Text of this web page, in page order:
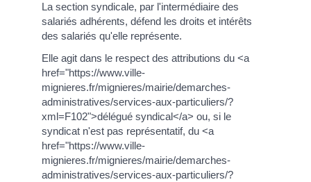
La section syndicale, par l'intermédiaire des
salariés adhérents, défend les droits et intérêts
des salariés qu'elle représente.
Elle agit dans le respect des attributions du <a
href="https://www.ville-
mignieres.fr/mignieres/mairie/demarches-
administratives/services-aux-particuliers/?
xml=F102">délégué syndical</a> ou, si le
syndicat n'est pas représentatif, du <a
href="https://www.ville-
mignieres.fr/mignieres/mairie/demarches-
administratives/services-aux-particuliers/?